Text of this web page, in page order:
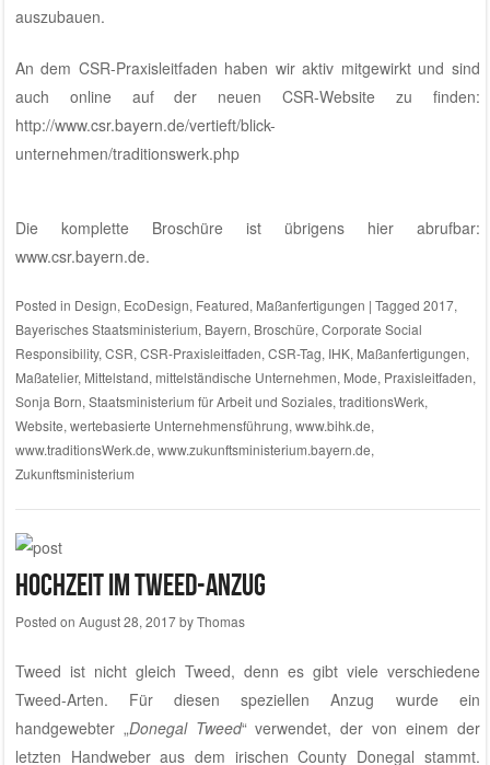
auszubauen.
An dem CSR-Praxisleitfaden haben wir aktiv mitgewirkt und sind
auch online auf der neuen CSR-Website zu finden:
http://www.csr.bayern.de/vertieft/blick-
unternehmen/traditionswerk.php
Die komplette Broschüre ist übrigens hier abrufbar:
www.csr.bayern.de.
Posted in Design, EcoDesign, Featured, Maßanfertigungen | Tagged 2017,
Bayerisches Staatsministerium, Bayern, Broschüre, Corporate Social
Responsibility, CSR, CSR-Praxisleitfaden, CSR-Tag, IHK, Maßanfertigungen,
Maßatelier, Mittelstand, mittelständische Unternehmen, Mode, Praxisleitfaden,
Sonja Born, Staatsministerium für Arbeit und Soziales, traditionsWerk,
Website, wertebasierte Unternehmensführung, www.bihk.de,
www.traditionsWerk.de, www.zukunftsministerium.bayern.de,
Zukunftsministerium
Hochzeit im Tweed-Anzug
Posted on August 28, 2017byThomas
Tweed ist nicht gleich Tweed, denn es gibt viele verschiedene
Tweed-Arten. Für diesen speziellen Anzug wurde ein
handgewebter „Donegal Tweed“ verwendet, der von einem der
letzten Handweber aus dem irischen County Donegal stammt.